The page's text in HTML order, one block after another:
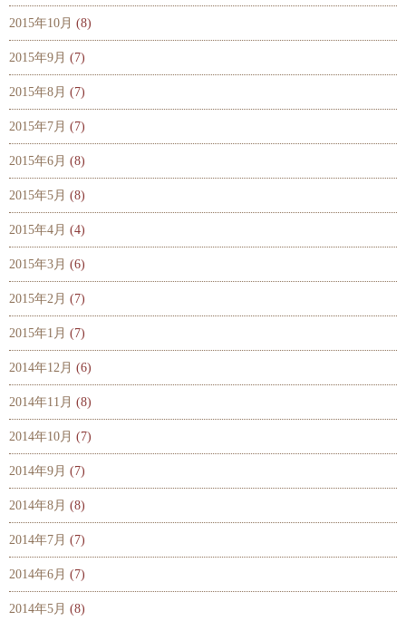
2015年10月 (8)
2015年9月 (7)
2015年8月 (7)
2015年7月 (7)
2015年6月 (8)
2015年5月 (8)
2015年4月 (4)
2015年3月 (6)
2015年2月 (7)
2015年1月 (7)
2014年12月 (6)
2014年11月 (8)
2014年10月 (7)
2014年9月 (7)
2014年8月 (8)
2014年7月 (7)
2014年6月 (7)
2014年5月 (8)